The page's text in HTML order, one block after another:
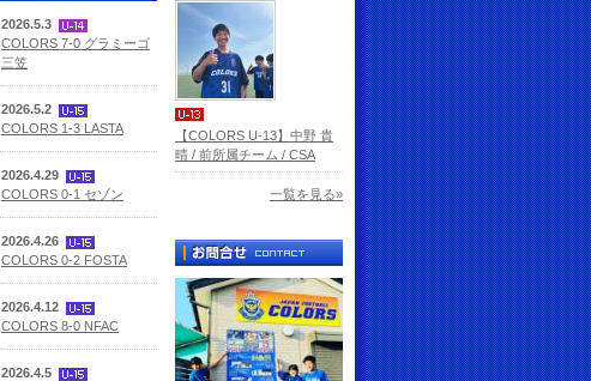
2026.5.3
COLORS 7-0 グラミーゴ
三笠
2026.5.2
COLORS 1-3 LASTA
2026.4.29
COLORS 0-1 セゾン
2026.4.26
COLORS 0-2 FOSTA
2026.4.12
COLORS 8-0 NFAC
2026.4.5
【COLORS U-13】中野 貴
晴 / 前所属チーム / CSA
一覧を見る»